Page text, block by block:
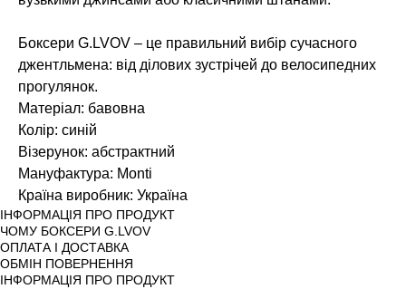
Боксери G.LVOV – це правильний вибір сучасного
джентльмена: від ділових зустрічей до велосипедних
прогулянок.
Матеріал: бавовна
Колір: синій
Візерунок: абстрактний
Мануфактура: Monti
Країна виробник: Україна
ІНФОРМАЦІЯ ПРО ПРОДУКТ
ЧОМУ БОКСЕРИ G.LVOV
ОПЛАТА І ДОСТАВКА
ОБМІН ПОВЕРНЕННЯ
ІНФОРМАЦІЯ ПРО ПРОДУКТ